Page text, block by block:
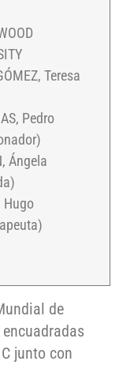
Teresa
Pedro
Ángela
Hugo
de
junto con